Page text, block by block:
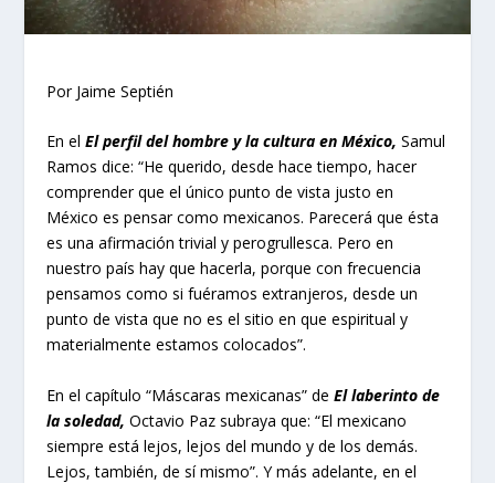
Por Jaime Septién
En elEl perfil del hombre y la cultura en México, Samul
Ramos dice: “He querido, desde hace tiempo, hacer
comprender que el único punto de vista justo en
México es pensar como mexicanos. Parecerá que ésta
es una afirmación trivial y perogrullesca. Pero en
nuestro país hay que hacerla, porque con frecuencia
pensamos como si fuéramos extranjeros, desde un
punto de vista que no es el sitio en que espiritual y
materialmente estamos colocados”.
En el capítulo “Máscaras mexicanas” deEl laberinto de
la soledad,Octavio Paz subraya que: “El mexicano
siempre está lejos, lejos del mundo y de los demás.
Lejos, también, de sí mismo”. Y más adelante, en el